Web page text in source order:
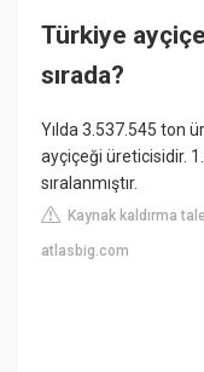
Türkiye
sırada?
Yılda 3.537.545 ton
ayçiçeği üreticisidir.
sıralanmıştır.
Kaynak kaldırma
atlasbig.com